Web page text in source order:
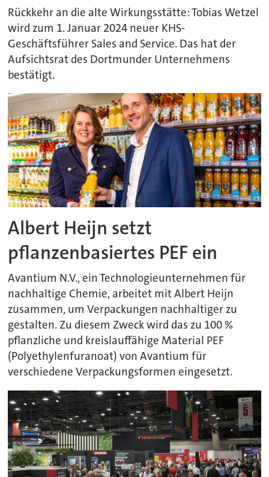
Rückkehr an die alte Wirkungsstätte: Tobias Wetzel
wird zum 1. Januar 2024 neuer KHS-
Geschäftsführer Sales and Service. Das hat der
Aufsichtsrat des Dortmunder Unternehmens
bestätigt.
Albert Heijn setzt
pflanzenbasiertes PEF ein
Avantium N.V., ein Technologieunternehmen für
nachhaltige Chemie, arbeitet mit Albert Heijn
zusammen, um Verpackungen nachhaltiger zu
gestalten. Zu diesem Zweck wird das zu 100 %
pflanzliche und kreislauffähige Material PEF
(Polyethylenfuranoat) von Avantium für
verschiedene Verpackungsformen eingesetzt.